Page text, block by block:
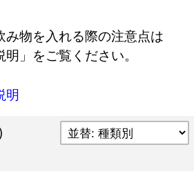
み物を入れる際の注意点は
明」をご覧ください。
明